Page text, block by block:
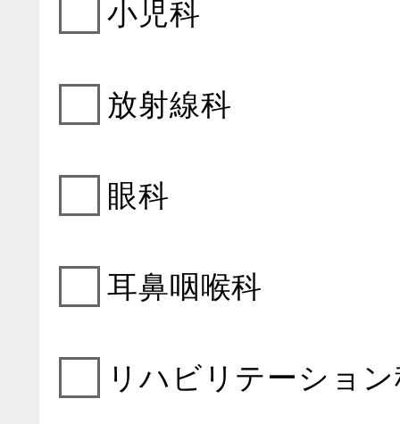
小児科
放射線科
眼科
耳鼻咽喉科
リハビリテーショ